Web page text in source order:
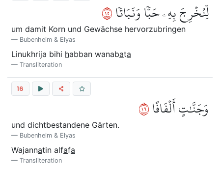
لِّنُخۡرِجَ بِهِۦ حَبّٗا وَنَبَاتٗا٥١
um damit Korn und Gewächse hervorzubringen
Bubenheim & Elyas
Linukhrija bihi habban wanabata
Transliteration
16
وَجَنَّٰتٍ أَلۡفَافًا٦١
und dichtbestandene Gärten.
Bubenheim & Elyas
Wajannatin alfafa
Transliteration